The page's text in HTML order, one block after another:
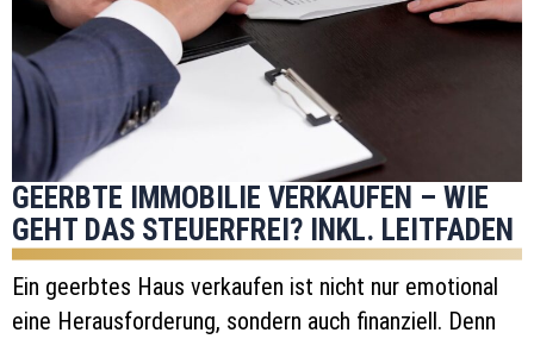
GEERBTE IMMOBILIE VERKAUFEN – WIE
GEHT DAS STEUERFREI? INKL. LEITFADEN
Ein geerbtes Haus verkaufen ist nicht nur emotional
eine Herausforderung, sondern auch finanziell. Denn